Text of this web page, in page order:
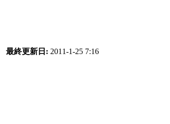
最終更新日: 2011-1-25 7:16